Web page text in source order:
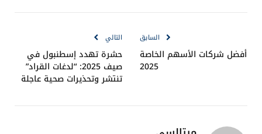
السابق
أفضل شركات الأسهم الخاصة
2025
التالي
حشرة تهدد إسطنبول في
صيف 2025: “لدغات القراد”
تنتشر وتحذيرات صحية عاجلة